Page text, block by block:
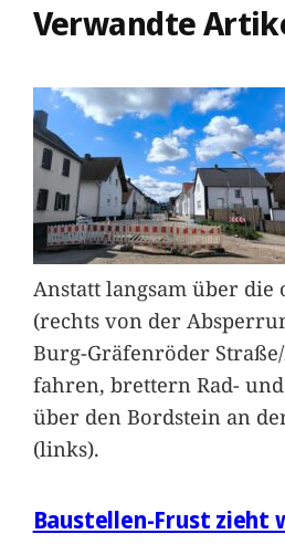
Verwandte
Anstatt langsam über die
(rechts von der
Burg-Gräfenröder
fahren, brettern Rad-
über den Bordstein an
(links).
Baustellen-Frust zieht